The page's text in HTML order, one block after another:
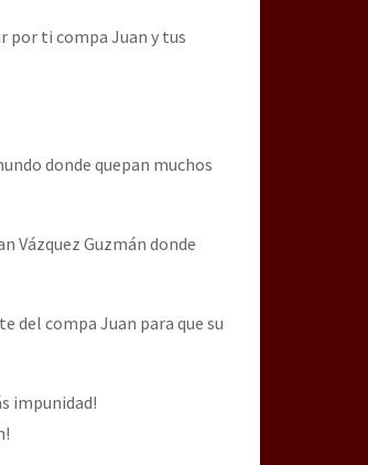
por ti compa Juan y tus
donde quepan muchos
Vázquez Guzmán donde
del compa Juan para que su
impunidad!